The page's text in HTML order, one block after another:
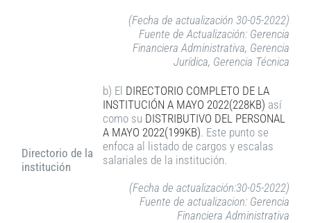
(Fecha de actualización 30-05-2022)
Fuente de Actualización: Gerencia
Financiera Administrativa, Gerencia
Jurídica, Gerencia Técnica
Directorio de la
institución
b) El DIRECTORIO COMPLETO DE LA
INSTITUCIÓN A MAYO 2022(228KB) así
como su DISTRIBUTIVO DEL PERSONAL
A MAYO 2022(199KB). Este punto se
enfoca al listado de cargos y escalas
salariales de la institución.
(Fecha de actualización:30-05-2022)
Fuente de actualizacion: Gerencia
Financiera Administrativa